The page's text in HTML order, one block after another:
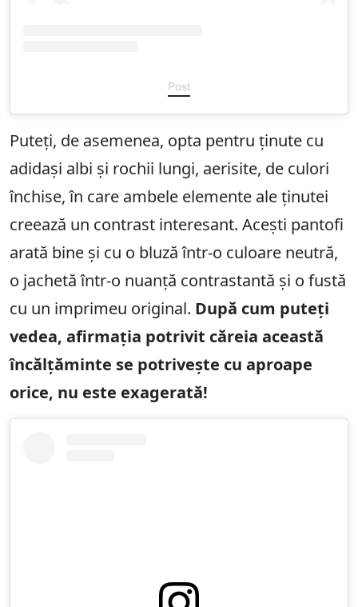
Post
Puteți, de asemenea, opta pentru ținute cu
adidași albi și rochii lungi, aerisite, de culori
închise, în care ambele elemente ale ținutei
creează un contrast interesant. Acești pantofi
arată bine și cu o bluză într-o culoare neutră,
o jachetă într-o nuanță contrastantă și o fustă
cu un imprimeu original. După cum puteți
vedea, afirmația potrivit căreia această
încălțăminte se potrivește cu aproape
orice, nu este exagerată!